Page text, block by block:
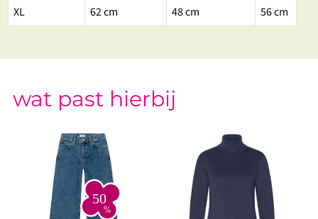
XL
62 cm 48 cm 56 cm
wat past hierbij